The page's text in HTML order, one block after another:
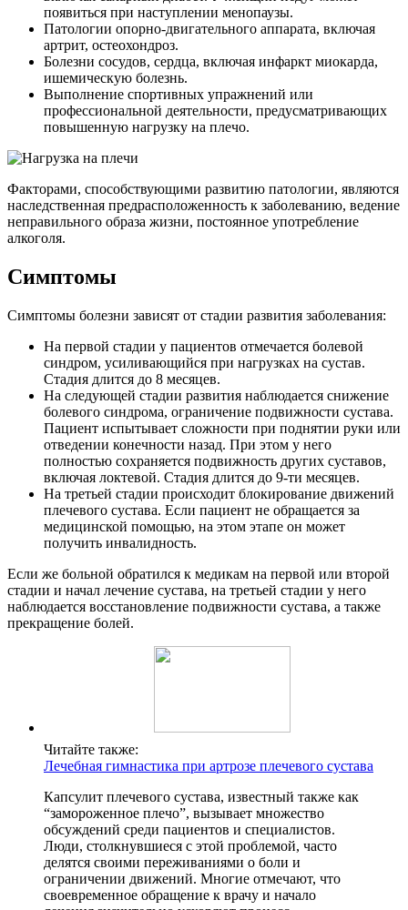
появиться при наступлении менопаузы.
Патологии опорно-двигательного аппарата, включая
артрит, остеохондроз.
Болезни сосудов, сердца, включая инфаркт миокарда,
ишемическую болезнь.
Выполнение спортивных упражнений или
профессиональной деятельности, предусматривающих
повышенную нагрузку на плечо.
Факторами, способствующими развитию патологии, являются
наследственная предрасположенность к заболеванию, ведение
неправильного образа жизни, постоянное употребление
алкоголя.
Симптомы
Симптомы болезни зависят от стадии развития заболевания:
На первой стадии у пациентов отмечается болевой
синдром, усиливающийся при нагрузках на сустав.
Стадия длится до 8 месяцев.
На следующей стадии развития наблюдается снижение
болевого синдрома, ограничение подвижности сустава.
Пациент испытывает сложности при поднятии руки или
отведении конечности назад. При этом у него
полностью сохраняется подвижность других суставов,
включая локтевой. Стадия длится до 9-ти месяцев.
На третьей стадии происходит блокирование движений
плечевого сустава. Если пациент не обращается за
медицинской помощью, на этом этапе он может
получить инвалидность.
Если же больной обратился к медикам на первой или второй
стадии и начал лечение сустава, на третьей стадии у него
наблюдается восстановление подвижности сустава, а также
прекращение болей.
Читайте также:
Лечебная гимнастика при артрозе плечевого сустава
Капсулит плечевого сустава, известный также как
“замороженное плечо”, вызывает множество
обсуждений среди пациентов и специалистов.
Люди, столкнувшиеся с этой проблемой, часто
делятся своими переживаниями о боли и
ограничении движений. Многие отмечают, что
своевременное обращение к врачу и начало